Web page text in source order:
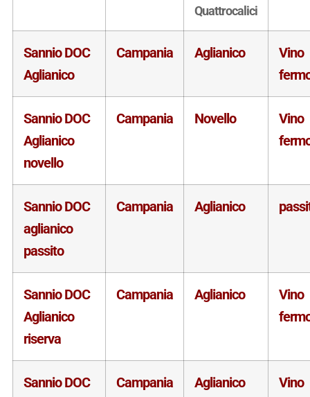
Quattrocalici
Sannio DOC
Aglianico
Campania Aglianico
Vino
Sannio DOC
Aglianico
novello
Campania Novello
Vino
Sannio DOC
aglianico
passito
Campania Aglianico
Sannio DOC
Aglianico
riserva
Campania Aglianico
Vino
Sannio DOC
Campania Aglianico
Vino